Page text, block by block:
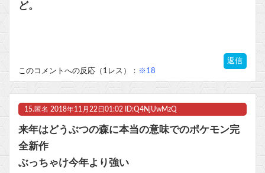
ど。
返信
このコメントへの反応（1レス）： ※18
15. 匿名 2018年11月22日01:02 ID:Q4NjUwMzQ
来年はどうぶつの森に本当の意味でのポケモン完
全新作
ぶっちゃけ今年より強い